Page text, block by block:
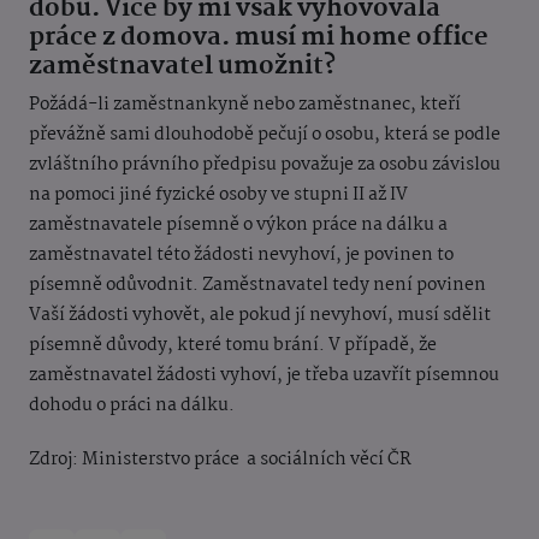
dobu. Více by mi však vyhovovala
práce z domova. musí mi home office
zaměstnavatel umožnit?
Požádá-li zaměstnankyně nebo zaměstnanec, kteří
převážně sami dlouhodobě pečují o osobu, která se podle
zvláštního právního předpisu považuje za osobu závislou
na pomoci jiné fyzické osoby ve stupni II až IV
zaměstnavatele písemně o výkon práce na dálku a
zaměstnavatel této žádosti nevyhoví, je povinen to
písemně odůvodnit. Zaměstnavatel tedy není povinen
Vaší žádosti vyhovět, ale pokud jí nevyhoví, musí sdělit
písemně důvody, které tomu brání. V případě, že
zaměstnavatel žádosti vyhoví, je třeba uzavřít písemnou
dohodu o práci na dálku.
Zdroj: Ministerstvo práce a sociálních věcí ČR